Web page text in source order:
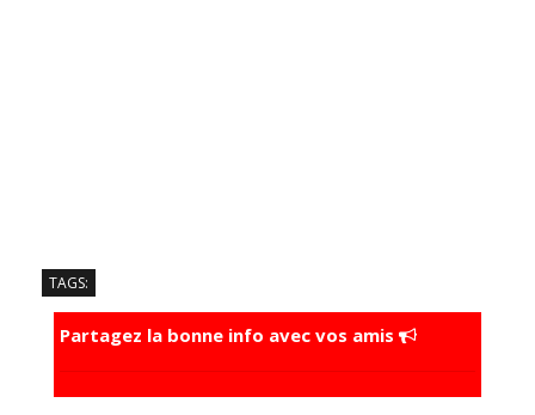
TAGS:
Partagez la bonne info avec vos amis